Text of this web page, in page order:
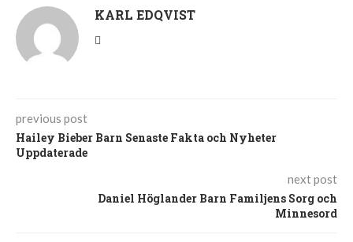
KARL EDQVIST
previous post
Hailey Bieber Barn Senaste Fakta och Nyheter
Uppdaterade
next post
Daniel Höglander Barn Familjens Sorg och
Minnesord